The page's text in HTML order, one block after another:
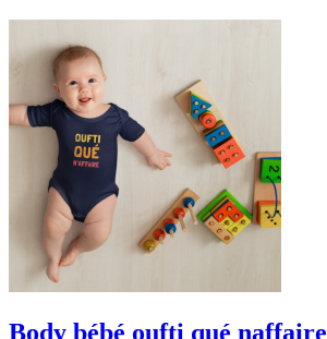
 Aperçu rapide
Noir Bordeau Bleu
Body bébé oufti qué naffaire